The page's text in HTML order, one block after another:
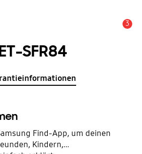
3
SFR84
Find-App, um deinen
Kindern,